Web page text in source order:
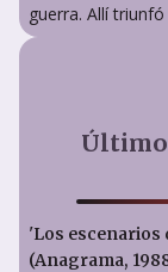
guerra. Allí
'Los escenarios
(Anagrama,